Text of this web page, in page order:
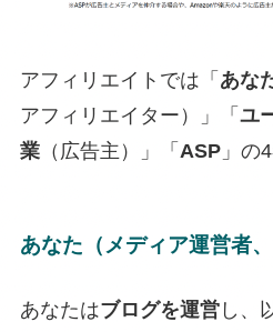
アフィリエイトでは「 あな
アフィリエイター）」「 ユ
業（広告主）」「 ASP」の
あなた （メディア運営者
あなたはブログを運営し、